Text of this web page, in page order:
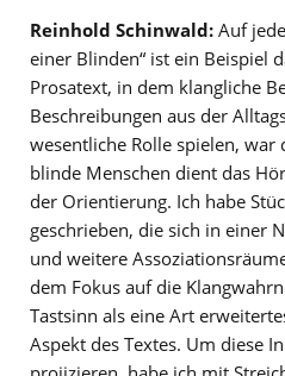
Reinhold Schinwald: Auf
einer Blinden“ ist ein Beispiel
Prosatext, in dem klangliche
Beschreibungen aus der
wesentliche Rolle spielen, war
blinde Menschen dient das
der Orientierung. Ich habe
geschrieben, die sich in einer
und weitere
dem Fokus auf die
Tastsinn als eine Art
Aspekt des Textes. Um diese